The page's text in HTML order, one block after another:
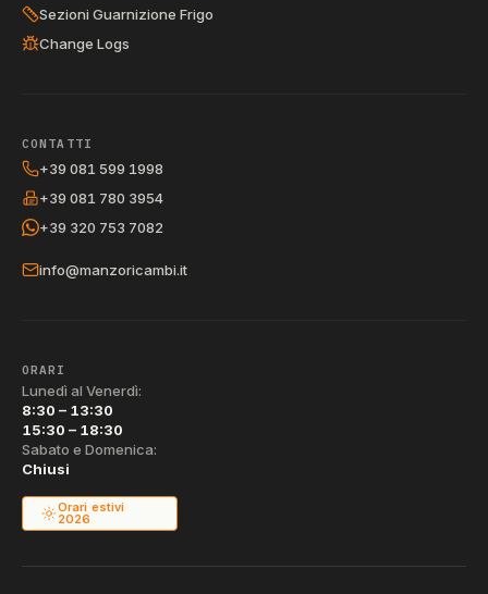
Sezioni Guarnizione Frigo
Change Logs
CONTATTI
+39 081 599 1998
+39 081 780 3954
+39 320 753 7082
info@manzoricambi.it
ORARI
Lunedì al Venerdì:
8:30 – 13:30
15:30 – 18:30
Sabato e Domenica:
Chiusi
Orari estivi
2026